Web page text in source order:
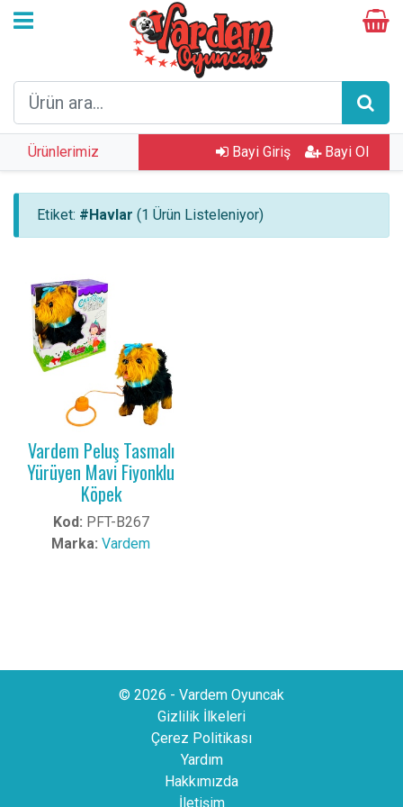
Ürünlerimiz Bayi Giriş Bayi Ol
Etiket: #Havlar (1 Ürün Listeleniyor)
Vardem Peluş Tasmalı
Yürüyen Mavi Fiyonklu
Köpek
Kod: PFT-B267
Marka: Vardem
© 2026 - Vardem Oyuncak
Gizlilik İlkeleri
Çerez Politikası
Yardım
Hakkımızda
İletişim